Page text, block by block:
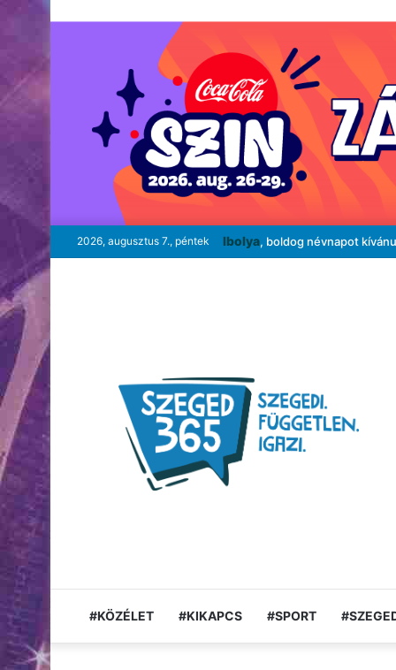
2026, augusztus 7., péntek Ibolya, boldog névnapot
#KÖZÉLET #KIKAPCS #SPORT